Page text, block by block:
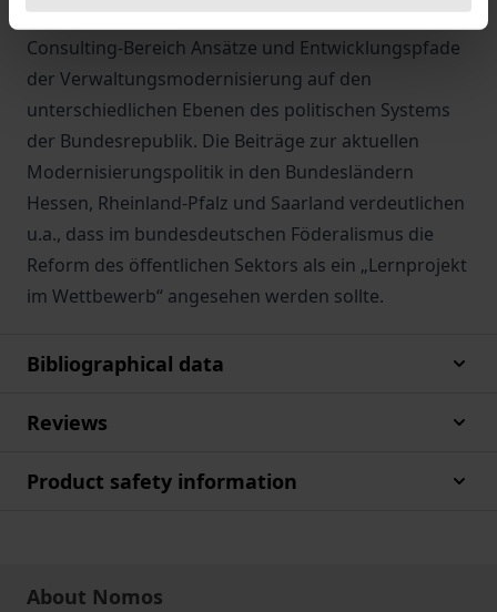
politisches Führungspersonal und Experten aus dem
Consulting-Bereich Ansätze und Entwicklungspfade
der Verwaltungsmodernisierung auf den
unterschiedlichen Ebenen des politischen Systems
der Bundesrepublik. Die Beiträge zur aktuellen
Modernisierungspolitik in den Bundesländern
Hessen, Rheinland-Pfalz und Saarland verdeutlichen
u.a., dass im bundesdeutschen Föderalismus die
Reform des öffentlichen Sektors als ein „Lernprojekt
im Wettbewerb“ angesehen werden sollte.
Bibliographical data
Reviews
Product safety information
About Nomos